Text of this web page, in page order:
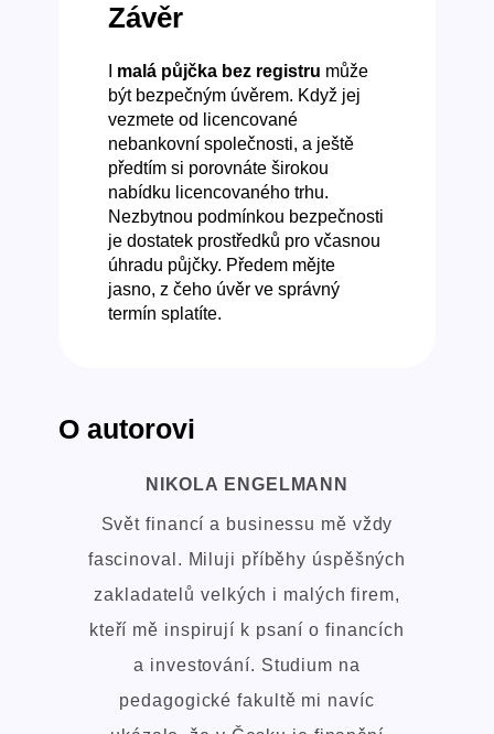
Závěr
malá půjčka bez registru může
být bezpečným úvěrem. Když jej
vezmete od licencované
nebankovní společnosti, a ještě
předtím si porovnáte širokou
nabídku licencovaného trhu.
Nezbytnou podmínkou bezpečnosti
je dostatek prostředků pro včasnou
úhradu půjčky. Předem mějte
jasno, z čeho úvěr ve správný
termín splatíte.
O autorovi
NIKOLA ENGELMANN
Svět financí a businessu mě vždy
fascinoval. Miluji příběhy úspěšných
zakladatelů velkých i malých firem,
kteří mě inspirují k psaní o financích
a investování. Studium na
pedagogické fakultě mi navíc